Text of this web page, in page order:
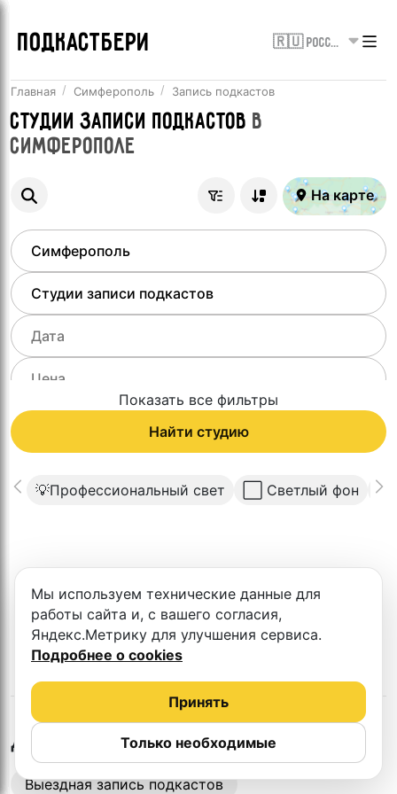
ПОДКАСТБЕРИ 🇷🇺 Россия
Главная Симферополь Запись подкастов
Студии записи подкастов в
Симферополе
На карте
Показать все фильтры
Найти студию
💡Профессиональный свет ⬜️ Светлый фон 🧩
студии
Другие студии в Симферополе
Выездная запись подкастов
Мы используем технические данные для
работы сайта и, с вашего согласия,
Яндекс.Метрику для улучшения сервиса.
Подробнее о cookies
Только необходимые
Принять